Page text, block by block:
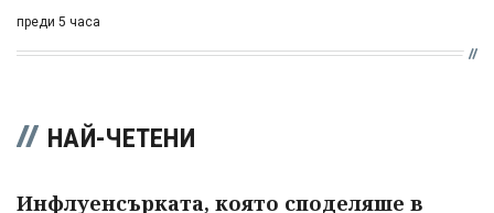
преди 5 часа
НАЙ-ЧЕТЕНИ
Инфлуенсърката, която споделяше в